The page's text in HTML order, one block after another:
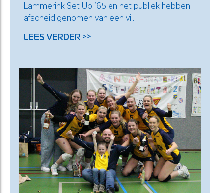
Lammerink Set-Up ’65 en het publiek hebben
afscheid genomen van een vi...
LEES VERDER >>